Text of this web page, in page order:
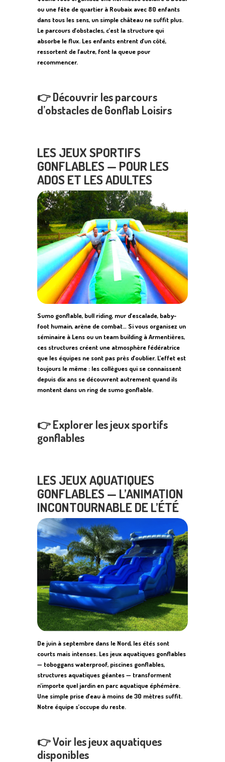
ou une fête de quartier à Roubaix avec 80 enfants
dans tous les sens, un simple château ne suffit plus.
Le parcours d’obstacles, c’est la structure qui
absorbe le flux. Les enfants entrent d’un côté,
ressortent de l’autre, font la queue pour
recommencer.
👉Découvrir les parcours
d’obstacles de Gonflab Loisirs
LES JEUX SPORTIFS
GONFLABLES — POUR LES
ADOS ET LES ADULTES
Sumo gonflable, bull riding, mur d’escalade, baby-
foot humain, arène de combat… Si vous organisez un
séminaire à Lens ou un team building à Armentières,
ces structures créent une atmosphère fédératrice
que les équipes ne sont pas près d’oublier. L’effet est
toujours le même : les collègues qui se connaissent
depuis dix ans se découvrent autrement quand ils
montent dans un ring de sumo gonflable.
👉Explorer les jeux sportifs
gonflables
LES JEUX AQUATIQUES
GONFLABLES — L’ANIMATION
INCONTOURNABLE DE L’ÉTÉ
De juin à septembre dans le Nord, les étés sont
courts mais intenses. Les jeux aquatiques gonflables
— toboggans waterproof, piscines gonflables,
structures aquatiques géantes — transforment
n’importe quel jardin en parc aquatique éphémère.
Une simple prise d’eau à moins de 30 mètres suffit.
Notre équipe s’occupe du reste.
👉Voir les jeux aquatiques
disponibles